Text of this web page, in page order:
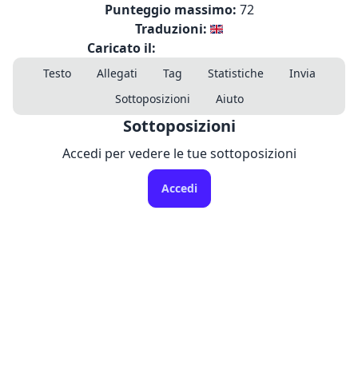
Punteggio massimo: 72
Traduzioni:
Caricato il:
Testo Allegati Tag Statistiche
Invia
Sottoposizioni
Aiuto
Sottoposizioni
Accedi per vedere le tue sottoposizioni
Accedi